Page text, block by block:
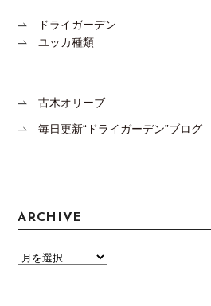
ドライガーデン
ユッカ種類
古木オリーブ
毎日更新“ドライガーデン”ブログ
ARCHIVE